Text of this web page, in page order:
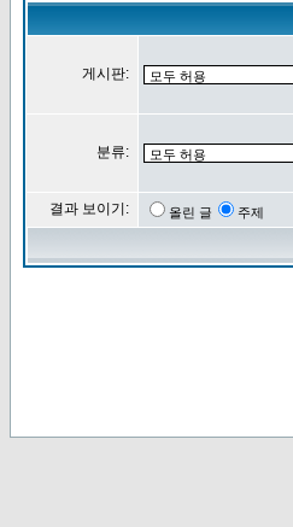
게시판:
분류:
결과 보이기: 올린 글 주제